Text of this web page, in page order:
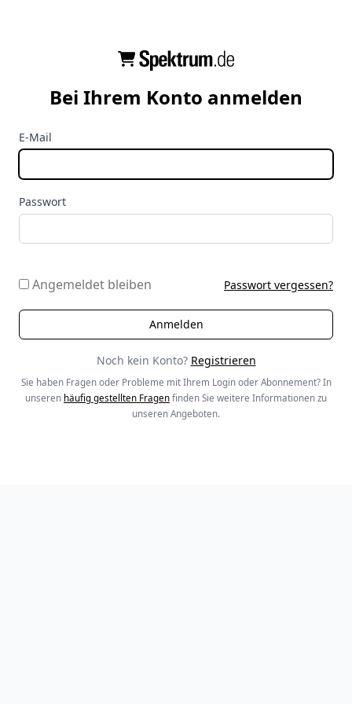
Bei Ihrem Konto anmelden
E-Mail
Passwort
Angemeldet bleiben Passwort vergessen?
Noch kein Konto? Registrieren
Sie haben Fragen oder Probleme mit Ihrem Login oder Abonnement? In
unseren häufig gestellten Fragen finden Sie weitere Informationen zu
unseren Angeboten.